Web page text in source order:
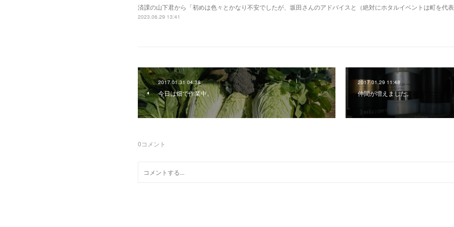
済課の山下君から「初めは色々とかなり不安でしたが、坂田さんのアドバイスと（絶対にホタルイベントは町を代
2023.06.29 13:41
2017.01.31 04:38
今日は畑で作業中。
2017.01.29 11:48
仲間が増えました。
0コメント